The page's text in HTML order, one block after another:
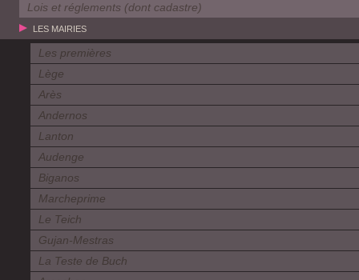
Lois et réglements (dont cadastre)
LES MAIRIES
Les premières
Lège
Arès
Andernos
Lanton
Audenge
Biganos
Marcheprime
Le Teich
Gujan-Mestras
La Teste de Buch